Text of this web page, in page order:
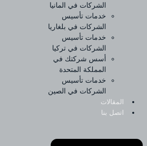
الشركات في المانيا
خدمات تأسيس
الشركات في بلغاريا
خدمات تأسيس
الشركات في تركيا
أسس شركتك في
المملكة المتحدة
خدمات تأسيس
الشركات في الصين
المقالات
اتصل بنا